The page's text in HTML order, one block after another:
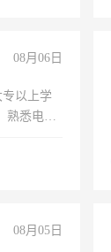
08月06日
以上学
熟悉电脑
，
08月05日